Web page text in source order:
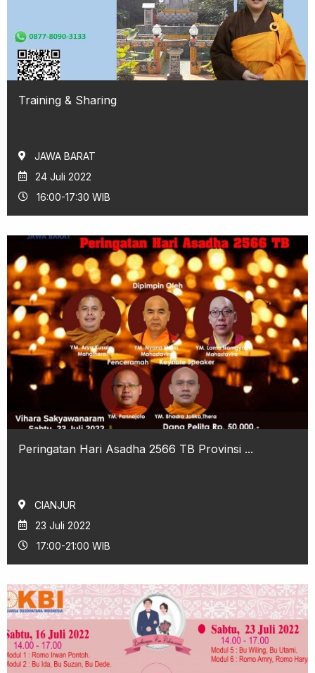
Training & Sharing
JAWA BARAT
24 Juli 2022
16:00-17:30 WIB
Peringatan Hari Asadha 2566 TB Provinsi ...
CIANJUR
23 Juli 2022
17:00-21:00 WIB